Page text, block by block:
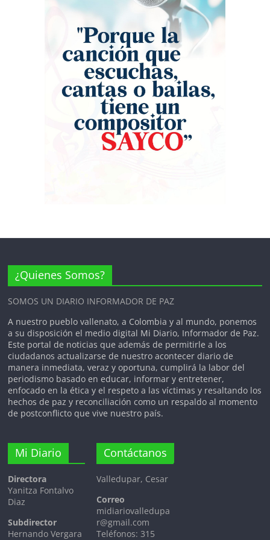
erizaron la piel, el cantante agradeció
profundamente las muestras de
afecto y el respaldo de sus seguidores
mexicanos. México, que vive la fiebre
del Mundial de Fútbol, apartó su
agenda para disfrutar de los grandes
éxitos de Celedón. Tras este rotundo
éxito en territorio mexicano, la gira ‘La
historia mía’ regresará a Colombia
para seguir dejando huella en los
escenarios más importantes del país:
el 17 de septiembre en el Movistar
cuando los artistas recrearon la
icónica portada del álbum ‘Binomio de
Oro – 2000’. Vestidos con los
emblemáticos trajes de astronauta —
naranja para los vocalistas y blanco
para el ‘Pollo’ Irra—, Jorge Celedón,
Jean Carlos Centeno y Samir Vence
transportaron al público hace 26 años.
La multitud coreó al unísono himnos
inmortales como ‘Olvídala’, ‘Un osito
dormilón’ y ‘Cómo te olvido’, piezas
Celedón al terminar la presentación.
tributo a la trayectoria de Israel
huella del Binomio de Oro es, y
seguirá siendo, imborrable para el
corazón de Colombia.
¿Quienes Somos?
SOMOS UN DIARIO INFORMADOR DE PAZ
A nuestro pueblo vallenato, a Colombia y al mundo, ponemos
a su disposición el medio digital Mi Diario, Informador de Paz.
Este portal de noticias que además de permitirle a los
ciudadanos actualizarse de nuestro acontecer diario de
manera inmediata, veraz y oportuna, cumplirá la labor del
periodismo basado en educar, informar y entretener,
enfocado en la ética y el respeto a las víctimas y resaltando los
hechos de paz y reconciliación como un respaldo al momento
de postconflicto que vive nuestro país.
Mi Diario
Directora
Yanitza Fontalvo
Diaz
Subdirector
Hernando Vergara
Contáctanos
Valledupar, Cesar
Correo
midiariovalledupa
r@gmail.com
Teléfonos: 315